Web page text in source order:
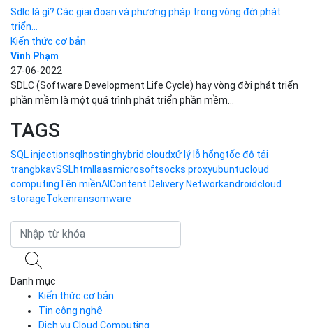
Sdlc là gì? Các giai đoạn và phương pháp trong vòng đời phát
triển...
Kiến thức cơ bản
Vinh Phạm
27-06-2022
SDLC (Software Development Life Cycle) hay vòng đời phát triển
phần mềm là một quá trình phát triển phần mềm...
TAGS
SQL injectionsql hostinghybrid cloudxử lý lỗ hổngtốc độ tải
trangbkavSSLhtml Iaasmicrosoftsocks proxyubuntucloud
computingTên miềnAIContent Delivery Networkandroidcloud
storageTokenransomware
Danh mục
Kiến thức cơ bản
Tin công nghệ
Dịch vụ Cloud Computing